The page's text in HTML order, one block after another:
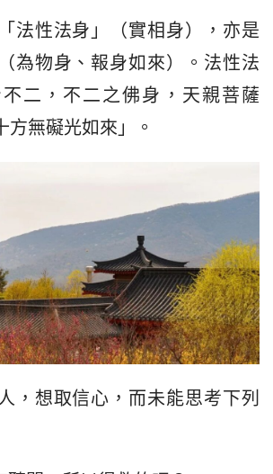
法性法身」（實相身），亦是
為物身、報身如來）。法性法
二，不二之佛身，天親菩薩
方無礙光如來」。
，想取信心，而未能思考下列